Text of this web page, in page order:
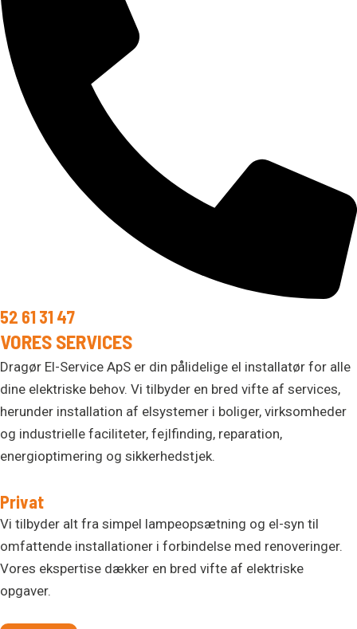
52 61 31 47
VORES SERVICES
Dragør El-Service ApS er din pålidelige el installatør for alle
dine elektriske behov. Vi tilbyder en bred vifte af services,
herunder installation af elsystemer i boliger, virksomheder
og industrielle faciliteter, fejlfinding, reparation,
energioptimering og sikkerhedstjek.
Privat
Vi tilbyder alt fra simpel lampeopsætning og el-syn til
omfattende installationer i forbindelse med renoveringer.
Vores ekspertise dækker en bred vifte af elektriske
opgaver.